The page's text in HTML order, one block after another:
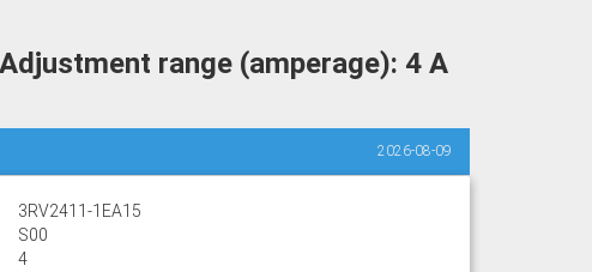
range (amperage): 4 A
2026-08-09
3RV2411-1EA15
S00
4